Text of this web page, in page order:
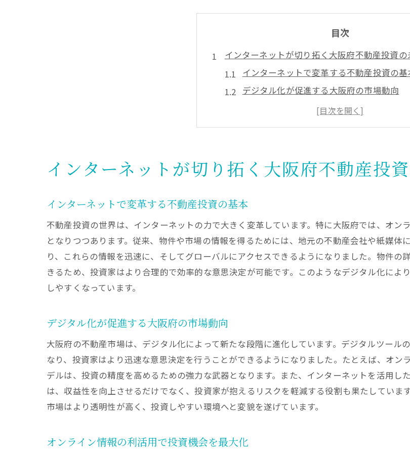
目次
インターネットが切り拓く大阪府不動産投資の
インターネットで変革する不動産投資の基
デジタル化が促進する大阪府の市場動向
オンライン情報の利活用で投資機会を最大化
大阪府におけるインターネット活用事例
未来の不動産投資を支えるインターネット
デジタル時代の賢い不動産投資戦略大阪府編
大阪府でのデジタル投資戦略の基礎知識
デジタルデータで市場予測の精度を高める
オンラインプラットフォームによる投資効
大阪府特有のデジタル戦略成功事例
投資家必見のオンラインツールの特徴
プラットフォーム活用で市場分析を簡易化
オンラインサービスで物件情報を効率的
大阪府の投資機会を広げるデジタルネッ
プラットフォーム活用による投資の成功事例
再開発プロジェクトが創出する投資の魅力
インターネットが切り拓く大阪府不動産投
インターネットで変革する不動産投資の基本
不動産投資の世界は、インターネットの力で大きく変革しています。特に大阪府では、オ
となりつつあります。従来、物件や市場の情報を得るためには、地元の不動産会社や紙媒体
り、これらの情報を迅速に、そしてグローバルにアクセスできるようになりました。物件
きるため、投資家はより合理的で効率的な意思決定が可能です。このようなデジタル化によ
しやすくなっています。
デジタル化が促進する大阪府の市場動向
大阪府の不動産市場は、デジタル化によって新たな段階に進化しています。デジタルツール
なり、投資家はより迅速な意思決定を行うことができるようになりました。たとえば、オ
デルは、投資の精度を高めるための強力な武器となります。また、インターネットを活用
は、収益性を向上させるだけでなく、投資家が抱えるリスクを軽減する役割も果たしてい
市場はより透明性が高く、投資しやすい環境へと変貌を遂げています。
オンライン情報の利活用で投資機会を最大化